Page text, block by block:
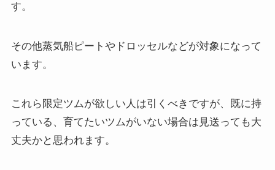
す。
その他蒸気船ピートやドロッセルなどが対象になって
います。
これら限定ツムが欲しい人は引くべきですが、既に持
っている、育てたいツムがいない場合は見送っても大
丈夫かと思われます。